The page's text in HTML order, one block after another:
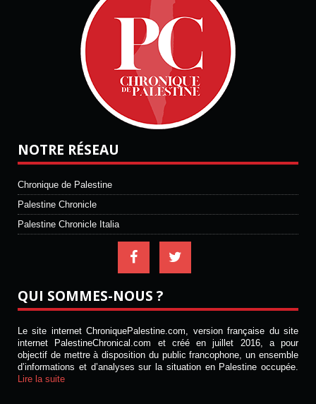
NOTRE RÉSEAU
Chronique de Palestine
Palestine Chronicle
Palestine Chronicle Italia
QUI SOMMES-NOUS ?
Le site internet ChroniquePalestine.com, version française du site
internet PalestineChronical.com et créé en juillet 2016, a pour
objectif de mettre à disposition du public francophone, un ensemble
d’informations et d’analyses sur la situation en Palestine occupée.
Lire la suite